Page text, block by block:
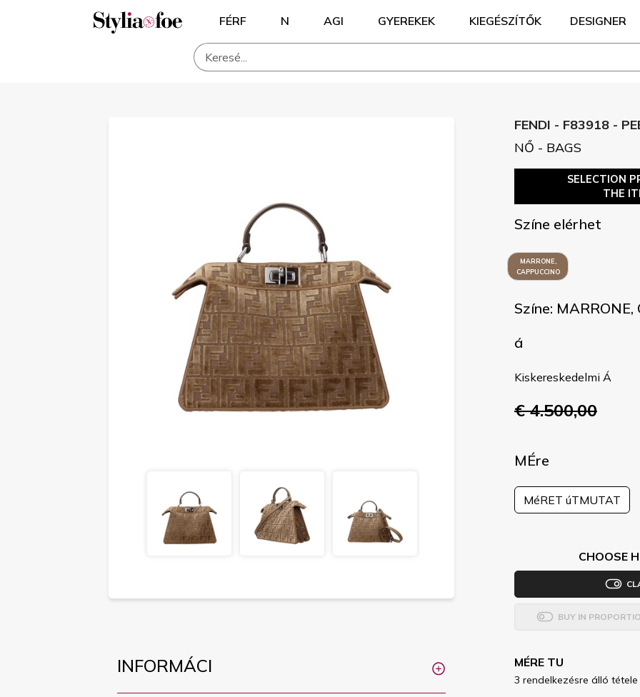
FÉRF N AGI GYEREKEK KIEGÉSZÍTŐK DESIGNER
INFORMÁCI
FENDI - F83918 -
NŐ - BAGS
SELECTION
THE
Színe elérhet
MARRONE,
CAPPUCCINO
Színe: MARRONE,
á
Kiskereskedelmi Á
€ 4.500,00
MÉre
MéRET úTMUTAT
CHOOSE
BUY IN
MÉRE TU
3 rendelkezésre álló tétele